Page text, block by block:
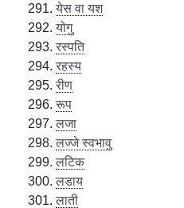
येस वा यश
योगु
रस्पति
रहस्य
रीण
रूप
लजा
लज्जे स्वभावु
लटिक
लडाय
लाती